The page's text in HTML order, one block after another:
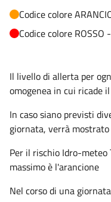
Codice colore
Codice colore ROSSO
Il livello di allerta per
omogenea in cui ricade
In caso siano previsti
giornata, verrà
Per il rischio Idro-meteo
massimo è l'arancione
Nel corso di una